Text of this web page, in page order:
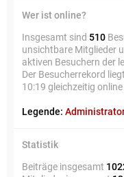
Wer ist online?
Insgesamt sind 510
unsichtbare Mitglieder
aktiven Besuchern der
Der Besucherrekord
10:19 gleichzeitig
Legende:
Statistik
Beiträge insgesamt